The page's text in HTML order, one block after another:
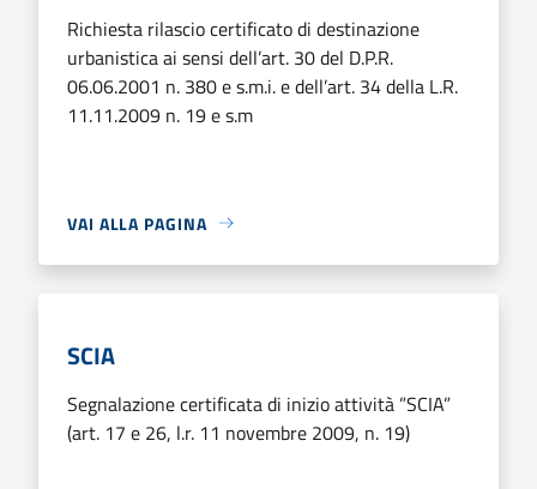
Richiesta rilascio certificato di destinazione
urbanistica ai sensi dell’art. 30 del D.P.R.
06.06.2001 n. 380 e s.m.i. e dell’art. 34 della L.R.
11.11.2009 n. 19 e s.m
VAI ALLA PAGINA
SCIA
Segnalazione certificata di inizio attività ”SCIA”
(art. 17 e 26, l.r. 11 novembre 2009, n. 19)